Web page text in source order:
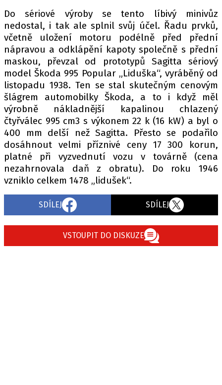
Do sériové výroby se tento líbivý minivůz
nedostal, i tak ale splnil svůj účel. Řadu prvků,
včetně uložení motoru podélně před přední
nápravou a odklápění kapoty společně s přední
maskou, převzal od prototypů Sagitta sériový
model Škoda 995 Popular „Liduška“, vyráběný od
listopadu 1938. Ten se stal skutečným cenovým
šlágrem automobilky Škoda, a to i když měl
výrobně nákladnější kapalinou chlazený
čtyřválec 995 cm3 s výkonem 22 k (16 kW) a byl o
400 mm delší než Sagitta. Přesto se podařilo
dosáhnout velmi příznivé ceny 17 300 korun,
platné při vyzvednutí vozu v továrně (cena
nezahrnovala daň z obratu). Do roku 1946
vzniklo celkem 1478 „lidušek“.
SDÍLEJ SDÍLEJ
VSTOUPIT DO DISKUZE